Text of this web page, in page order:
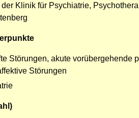
Klinik für Psychiatrie,
Störungen, akute vorübergehende
Störungen